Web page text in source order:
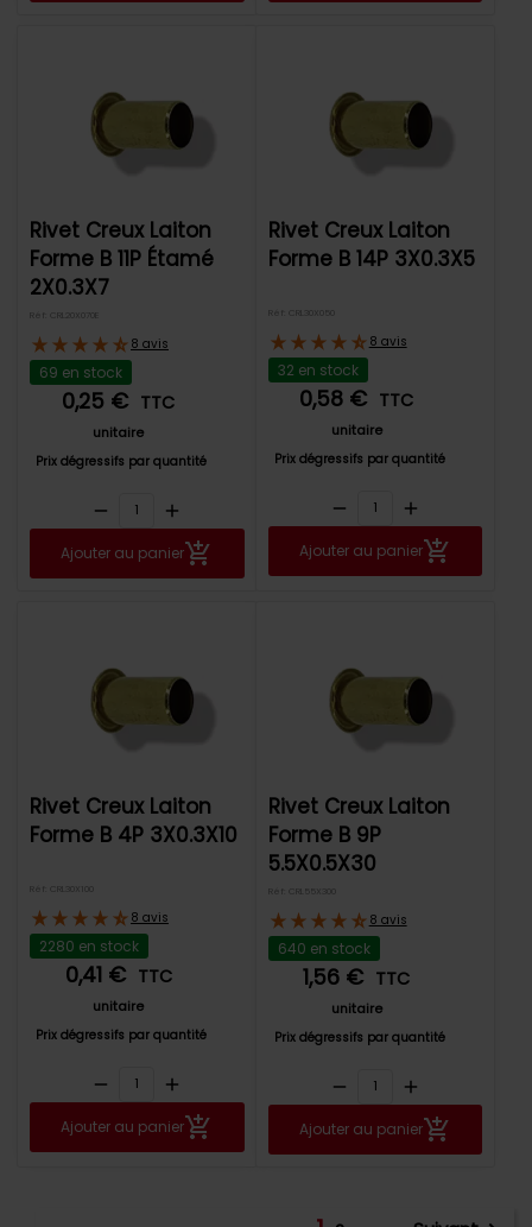
Rivet Creux Laiton
Forme B 11P Étamé
2X0.3X7
Réf: CRL20X070E
8 avis
69 en stock
0,25 € TTC
unitaire
Prix dégressifs par quantité
remove add
Ajouter au panier
Rivet Creux Laiton
Forme B 14P 3X0.3X5
Réf: CRL30X050
8 avis
32 en stock
0,58 € TTC
unitaire
Prix dégressifs par quantité
remove add
Ajouter au panier
Rivet Creux Laiton
Forme B 4P 3X0.3X10
Réf: CRL30X100
8 avis
2280 en stock
0,41 € TTC
unitaire
Prix dégressifs par quantité
remove add
Ajouter au panier
Rivet Creux Laiton
Forme B 9P
5.5X0.5X30
Réf: CRL55X300
8 avis
640 en stock
1,56 € TTC
unitaire
Prix dégressifs par quantité
remove add
Ajouter au panier